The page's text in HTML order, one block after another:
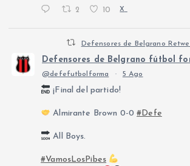
2 10 X
Defensores de Belgrano
Defensores de Belgrano fútbol
@defefutbolforma · 5 Ago
¡Final del partido!
Almirante Brown 0-0#Defe
All Boys.
#VamosLosPibes